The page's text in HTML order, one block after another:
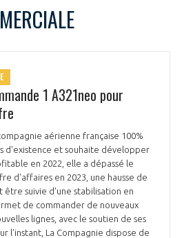
1 A321neo pour
aérienne française 100%
d'existence et souhaite développer
en 2022, elle a dépassé le
d'affaires en 2023, une hausse de
être suivie d'une stabilisation en
de commander de nouveaux
lignes, avec le soutien de ses
l'instant, La Compagnie dispose de